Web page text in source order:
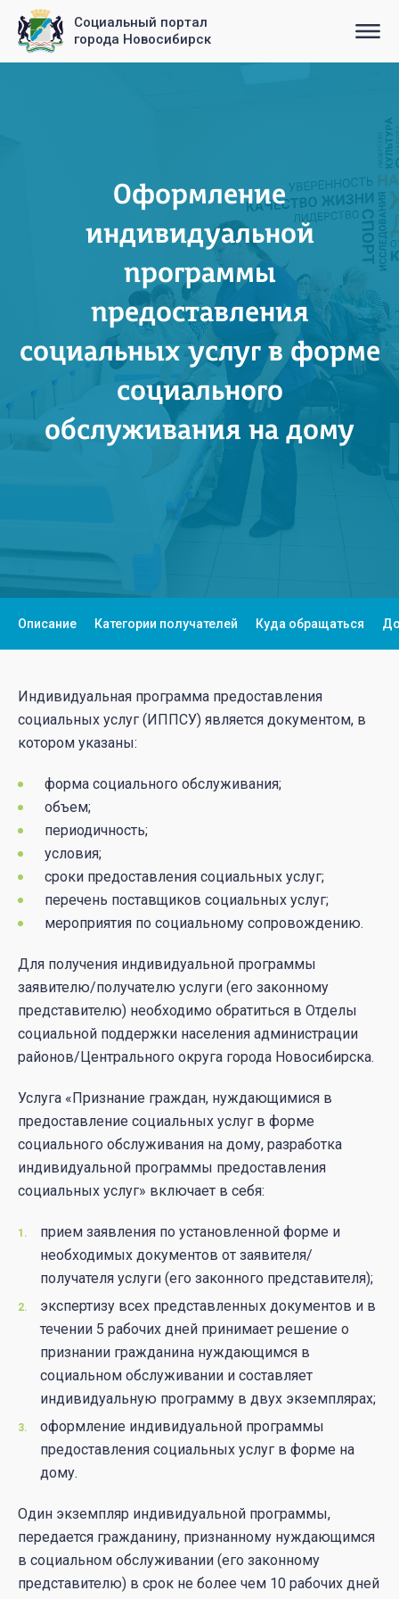
Социальный портал
города Новосибирск
Оформление
индивидуальной
программы
предоставления
социальных услуг в форме
социального
обслуживания на дому
Описание Категории получателей Куда обращаться
Индивидуальная программа предоставления
социальных услуг (ИППСУ) является документом, в
котором указаны:
форма социального обслуживания;
объем;
периодичность;
условия;
сроки предоставления социальных услуг;
перечень поставщиков социальных услуг;
мероприятия по социальному сопровождению.
Для получения индивидуальной программы
заявителю/получателю услуги (его законному
представителю) необходимо обратиться в Отделы
социальной поддержки населения администрации
районов/Центрального округа города Новосибирска.
Услуга «Признание граждан, нуждающимися в
предоставление социальных услуг в форме
социального обслуживания на дому, разработка
индивидуальной программы предоставления
социальных услуг» включает в себя:
прием заявления по установленной форме и
необходимых документов от заявителя/
получателя услуги (его законного представителя);
экспертизу всех представленных документов и в
течении 5 рабочих дней принимает решение о
признании гражданина нуждающимся в
социальном обслуживании и составляет
индивидуальную программу в двух экземплярах;
оформление индивидуальной программы
предоставления социальных услуг в форме на
дому.
Один экземпляр индивидуальной программы,
передается гражданину, признанному нуждающимся
в социальном обслуживании (его законному
представителю) в срок не более чем 10 рабочих дней